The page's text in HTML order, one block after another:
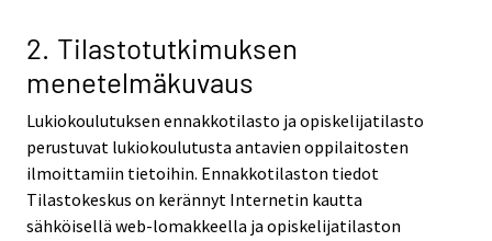
2. Tilastotutkimuksen
menetelmäkuvaus
Lukiokoulutuksen ennakkotilasto ja opiskelijatilasto
perustuvat lukiokoulutusta antavien oppilaitosten
ilmoittamiin tietoihin. Ennakkotilaston tiedot
Tilastokeskus on kerännyt Internetin kautta
sähköisellä web-lomakkeella ja opiskelijatilaston